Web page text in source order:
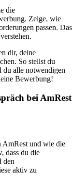
die
Zeige, wie
passen. Das
dir, deine
So stellst du
du alle notwendigen
Bewerbung!
bei AmRest
AmRest und wie die
dass du die
den
aktiv zu